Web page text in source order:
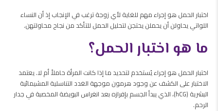
اختبار الحمل هو إجراء مهم للغاية لأي زوجة ترغب في الإنجاب إذ أن النساء
اللواتي يحاولن أن يحملن يحتجن لتحليل الحمل للتأكد من نجاح محاولتهن.
ما هو اختبار الحمل؟
اختبار الحمل هو إجراء يُستخدم لتحديد ما إذا كانت المرأة حاملاً أم لا. يعتمد
الاختبار على الكشف عن وجود هرمون موجهة الغدد التناسلية المشيمائية
البشرية (hCG)، الذي يبدأ الجسم بإفرازه بعد انغراس البويضة المخصبة في جدار
الرحم.